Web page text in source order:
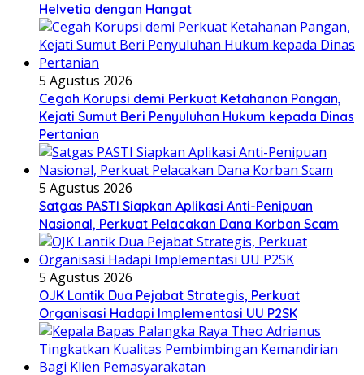
Helvetia dengan Hangat
5 Agustus 2026
Cegah Korupsi demi Perkuat Ketahanan Pangan,
Kejati Sumut Beri Penyuluhan Hukum kepada Dinas
Pertanian
5 Agustus 2026
Satgas PASTI Siapkan Aplikasi Anti-Penipuan
Nasional, Perkuat Pelacakan Dana Korban Scam
5 Agustus 2026
OJK Lantik Dua Pejabat Strategis, Perkuat
Organisasi Hadapi Implementasi UU P2SK